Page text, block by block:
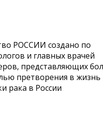
РОССИИ создано по
и главных врачей
представляющих
претворения в жизнь
рака в России